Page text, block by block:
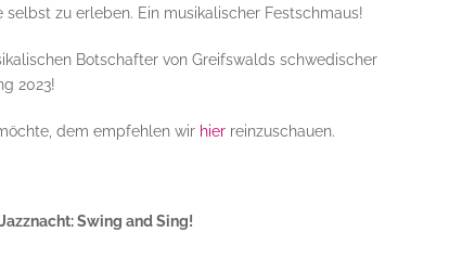
zu erleben. Ein musikalischer Festschmaus!
Botschafter von Greifswalds schwedischer
2023!
dem empfehlen wir hierreinzuschauen.
Swing and Sing!